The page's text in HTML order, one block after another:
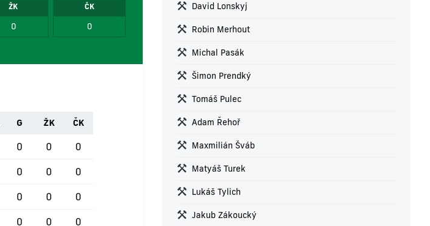
ŽK
0
ČK
0
G ŽK ČK
0 0 0
0 0 0
0 0 0
0 0 0
David Lonskyj
Robin Merhout
Michal Pasák
Šimon Prendký
Tomáš Pulec
Adam Řehoř
Maxmilián Šváb
Matyáš Turek
Lukáš Tylich
Jakub Zákoucký